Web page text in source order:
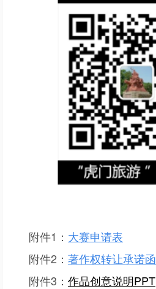
附件1： 大赛申请表
附件2： 著作权转让承诺函
附件3： 作品创意说明PPT